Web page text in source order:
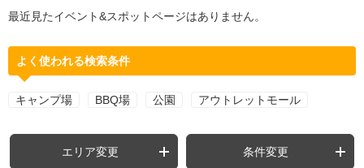
最近見たイベント&スポットページはありません。
よく使われる検索条件
キャンプ場 BBQ場 公園 アウトレットモール
エリア変更 条件変更